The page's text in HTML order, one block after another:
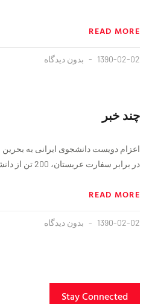
READ MORE
1390-02-02 بدون دیدگاه
چند خبر
اعزام دویست دانشجوی ایرانی به
در برابر سفارت عربستان، 200 تن از دانشجویان با دو
READ MORE
1390-02-02 بدون دیدگاه
Stay Connected